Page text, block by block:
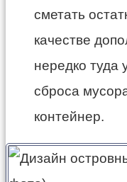
сметать
качестве
нередко туда
сброса
контейнер.